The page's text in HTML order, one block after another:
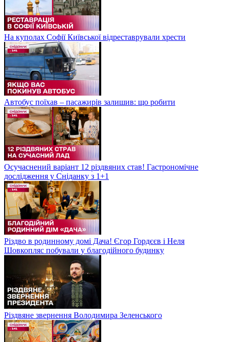
На куполах Софії Київської відреставрували хрести
Автобус поїхав – пасажирів залишив: що робити
Осучаснений варіант 12 різдвяних став! Гастрономічне
дослідження у Сніданку з 1+1
Різдво в родинному домі Дача! Єгор Гордєєв і Неля
Шовкопляс побували у благодійного будинку
Різдвяне звернення Володимира Зеленського